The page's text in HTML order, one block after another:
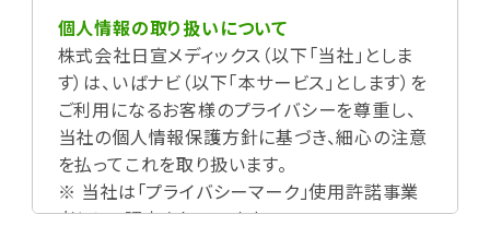
個人情報の取り扱いについて
株式会社日宣メディックス（以下「当社」としま
す）は、いばナビ（以下「本サービス」とします）を
ご利用になるお客様のプライバシーを尊重し、
当社の個人情報保護方針に基づき、細心の注意
を払ってこれを取り扱います。
※ 当社は「プライバシーマーク」使用許諾事業
者として認定されています。